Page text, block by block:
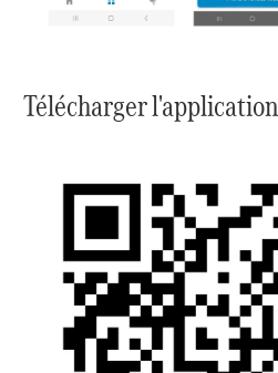
Télécharger